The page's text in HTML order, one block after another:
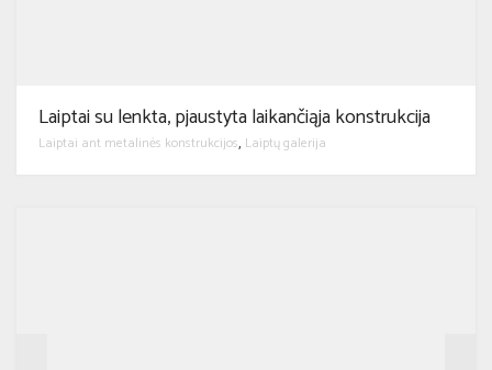
Laiptai su lenkta, pjaustyta laikančiąja konstrukcija
Laiptai ant metalinės konstrukcijos, Laiptų galerija